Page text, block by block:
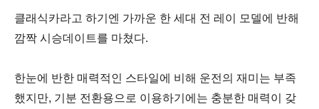
클래식카라고 하기엔 가까운 한 세대 전 레이 모델에 반해
깜짝 시승데이트를 마쳤다.
한눈에 반한 매력적인 스타일에 비해 운전의 재미는 부족
했지만, 기분 전환용으로 이용하기에는 충분한 매력이 갖